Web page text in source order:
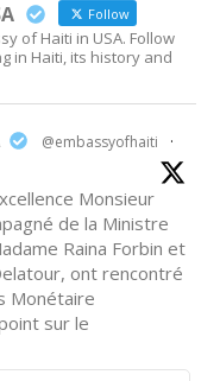
Follow
of Haiti in USA. Follow
in Haiti, its history and
@embassyofhaiti
·
Monsieur
de la Ministre
Raina Forbin et
ont rencontré
Monétaire
sur le